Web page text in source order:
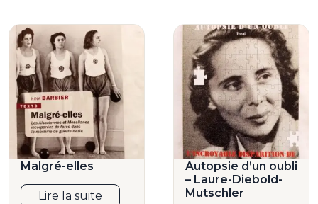
Malgré-elles
Lire la suite
Autopsie d’un oubli
– Laure-Diebold-
Mutschler